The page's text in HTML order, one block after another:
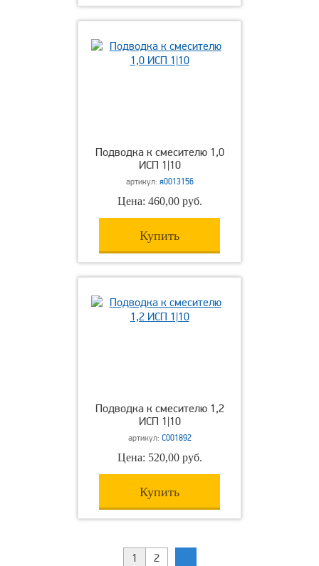
Подводка к смесителю 1,0
ИСП 1|10
артикул: я0013156
Цена: 460,00 руб.
Купить
Подводка к смесителю 1,2
ИСП 1|10
артикул: С001892
Цена: 520,00 руб.
Купить
1 2